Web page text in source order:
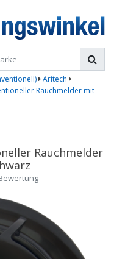
Aritech
Rauchmelder mit
Rauchmelder